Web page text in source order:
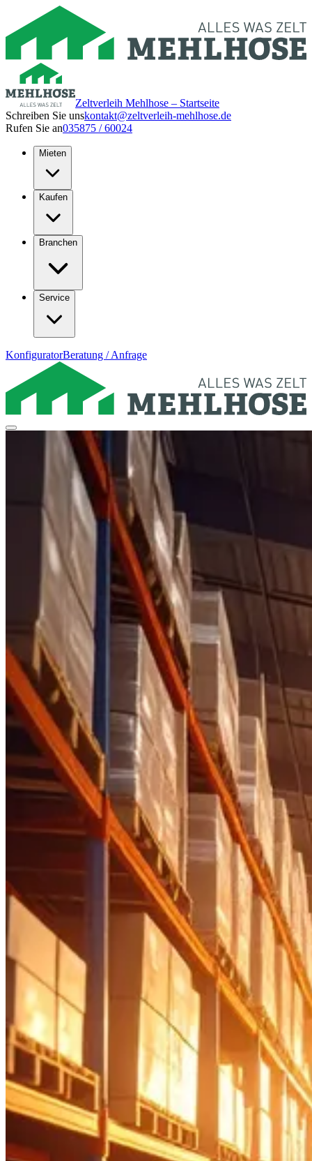
Zeltverleih Mehlhose – Startseite
Schreiben Sie unskontakt@zeltverleih-mehlhose.de
Rufen Sie an035875 / 60024
Mieten
Kaufen
Branchen
Service
KonfiguratorBeratung / Anfrage